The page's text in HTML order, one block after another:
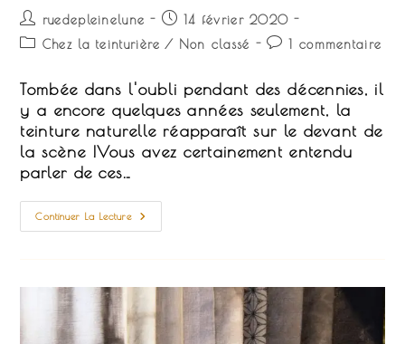
Auteur/autrice
de
ruedepleinelune
Publication
publiée :
14 février 2020
Post Chez la teinturière / Non classé
Commentaires
publication :
1 commentaire
Tombée dans l'oubli pendant des décennies, il
y a encore quelques années seulement, la
teinture naturelle réapparaît sur le devant de
la scène !Vous avez certainement entendu
parler de ces…
Continuer La LectureC’est
Quoi,